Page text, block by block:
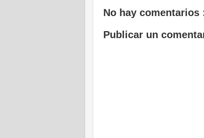
No hay comentarios
Publicar un